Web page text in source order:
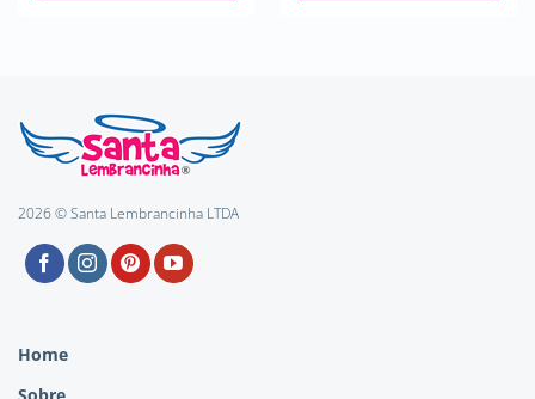
2026 © Santa Lembrancinha LTDA
Home